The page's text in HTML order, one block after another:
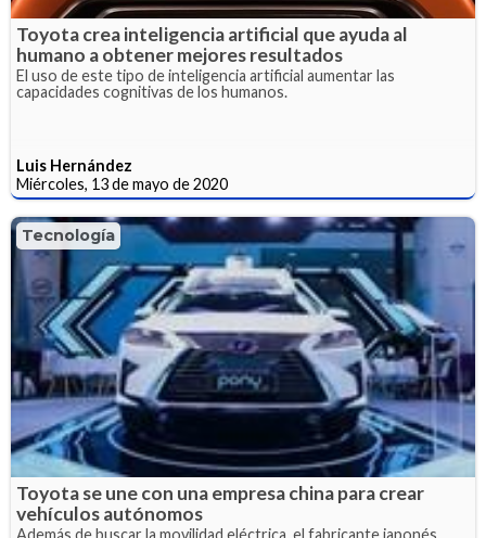
Toyota crea inteligencia artificial que ayuda al
humano a obtener mejores resultados
El uso de este tipo de inteligencia artificial aumentar las
capacidades cognitivas de los humanos.
Luis Hernández
Miércoles, 13 de mayo de 2020
Tecnología
Toyota se une con una empresa china para crear
vehículos autónomos